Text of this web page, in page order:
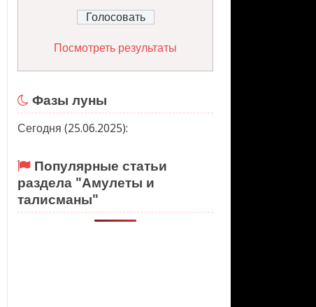
Посмотреть результаты
Фазы луны
Сегодня (25.06.2025):
Популярные статьи
раздела "Амулеты и
талисманы"